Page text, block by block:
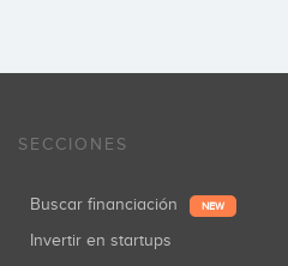
SECCIONES
Buscar financiación NEW
Invertir en startups